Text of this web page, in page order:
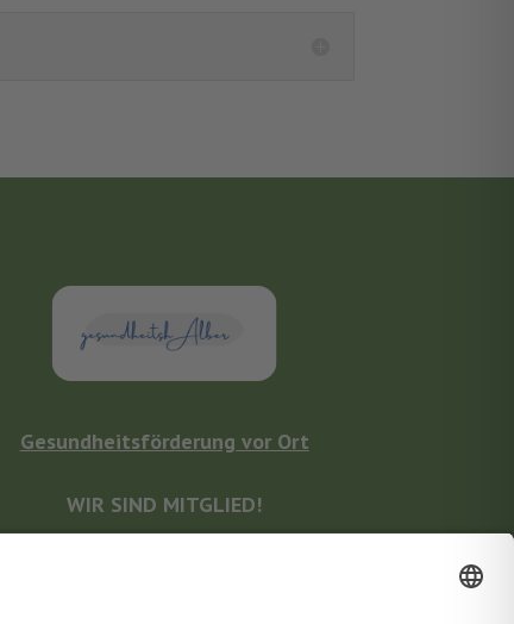
Gesundheitsförderung vor Ort
WIR SIND MITGLIED!